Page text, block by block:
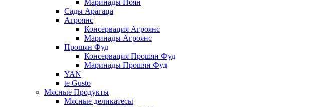
Маринады Ноян
Сады Арагаца
Агроянс
Консервация Агроянс
Маринады Агроянс
Прошян Фуд
Консервация Прошян Фуд
Маринады Прошян Фуд
YAN
te Gusto
Мясные Продукты
Мясные деликатесы